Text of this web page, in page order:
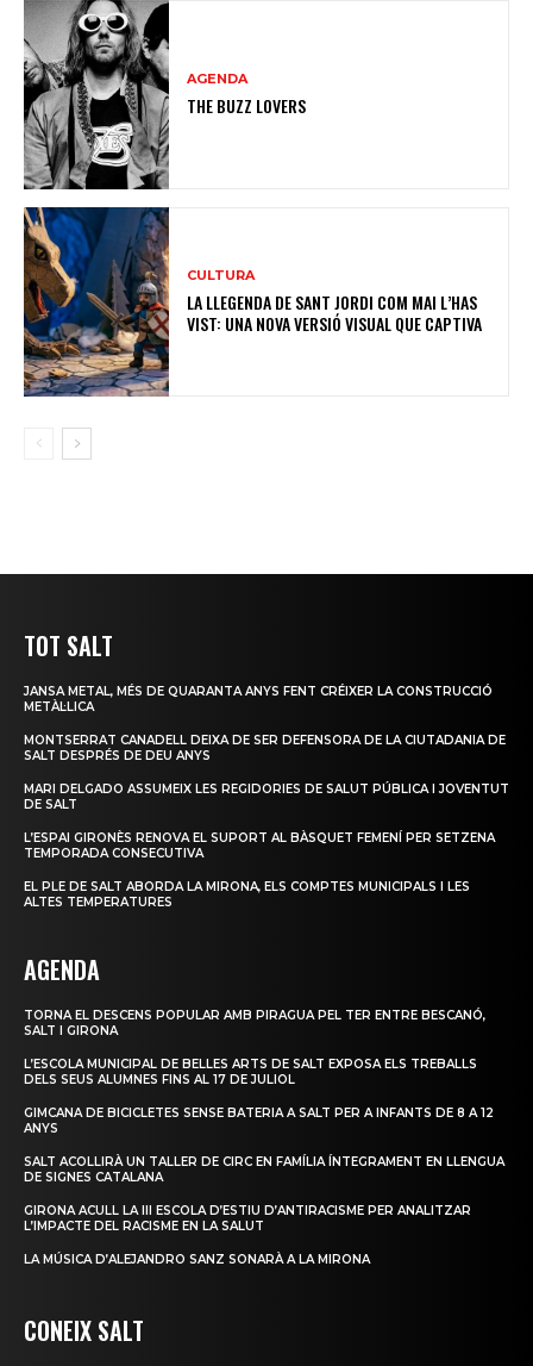
AGENDA
THE BUZZ LOVERS
CULTURA
LA LLEGENDA DE SANT JORDI COM MAI L’HAS
VIST: UNA NOVA VERSIÓ VISUAL QUE CAPTIVA
TOT SALT
JANSA METAL, MÉS DE QUARANTA ANYS FENT CRÉIXER LA CONSTRUCCIÓ
METÀL·LICA
MONTSERRAT CANADELL DEIXA DE SER DEFENSORA DE LA CIUTADANIA DE
SALT DESPRÉS DE DEU ANYS
MARI DELGADO ASSUMEIX LES REGIDORIES DE SALUT PÚBLICA I JOVENTUT
DE SALT
L’ESPAI GIRONÈS RENOVA EL SUPORT AL BÀSQUET FEMENÍ PER SETZENA
TEMPORADA CONSECUTIVA
EL PLE DE SALT ABORDA LA MIRONA, ELS COMPTES MUNICIPALS I LES
ALTES TEMPERATURES
AGENDA
TORNA EL DESCENS POPULAR AMB PIRAGUA PEL TER ENTRE BESCANÓ,
SALT I GIRONA
L’ESCOLA MUNICIPAL DE BELLES ARTS DE SALT EXPOSA ELS TREBALLS
DELS SEUS ALUMNES FINS AL 17 DE JULIOL
GIMCANA DE BICICLETES SENSE BATERIA A SALT PER A INFANTS DE 8 A 12
ANYS
SALT ACOLLIRÀ UN TALLER DE CIRC EN FAMÍLIA ÍNTEGRAMENT EN LLENGUA
DE SIGNES CATALANA
GIRONA ACULL LA III ESCOLA D’ESTIU D’ANTIRACISME PER ANALITZAR
L’IMPACTE DEL RACISME EN LA SALUT
LA MÚSICA D’ALEJANDRO SANZ SONARÀ A LA MIRONA
CONEIX SALT